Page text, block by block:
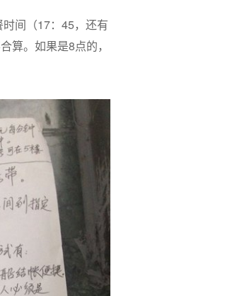
间（17：45，还有
算。如果是8点的，